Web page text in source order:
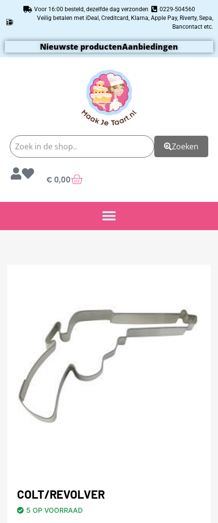
Voor 16:00 besteld, dezelfde dag verzonden
0229-504560
Veilig betalen met iDeal, Creditcard, Klarna, Apple Pay, Riverty, Sepa,
Bancontact etc.
Nieuwste productenAanbiedingen
Zoeken
€ 0,00
COLT/REVOLVER
5 OP VOORRAAD